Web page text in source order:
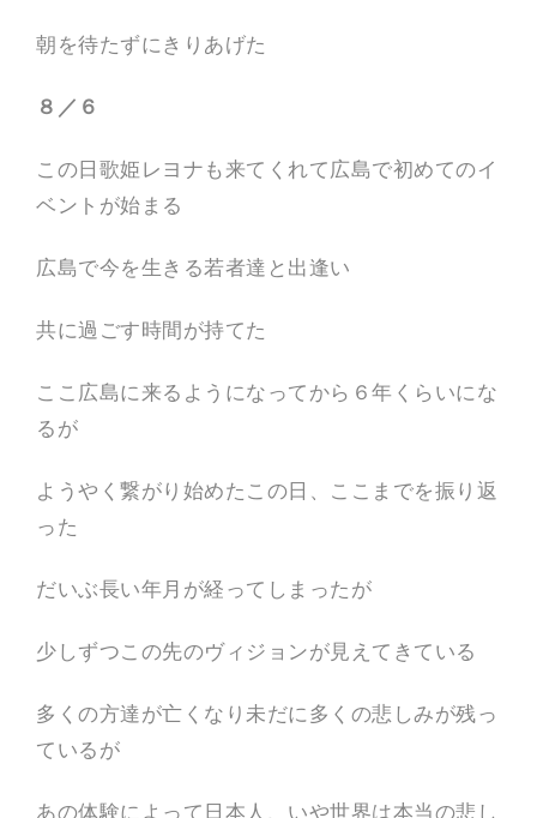
朝を待たずにきりあげた
８／６
この日歌姫レヨナも来てくれて広島で初めてのイ
ベントが始まる
広島で今を生きる若者達と出逢い
共に過ごす時間が持てた
ここ広島に来るようになってから６年くらいにな
るが
ようやく繋がり始めたこの日、ここまでを振り返
った
だいぶ長い年月が経ってしまったが
少しずつこの先のヴィジョンが見えてきている
多くの方達が亡くなり未だに多くの悲しみが残っ
ているが
あの体験によって日本人、いや世界は本当の悲し